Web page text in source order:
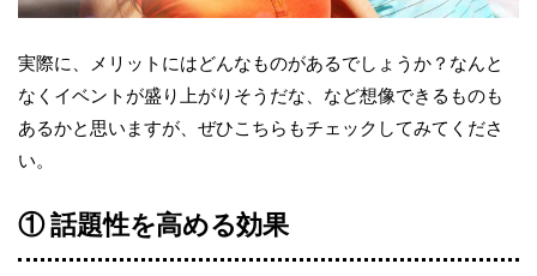
実際に、メリットにはどんなものがあるでしょうか？なんと
なくイベントが盛り上がりそうだな、など想像できるものも
あるかと思いますが、ぜひこちらもチェックしてみてくださ
い。
① 話題性を高める効果